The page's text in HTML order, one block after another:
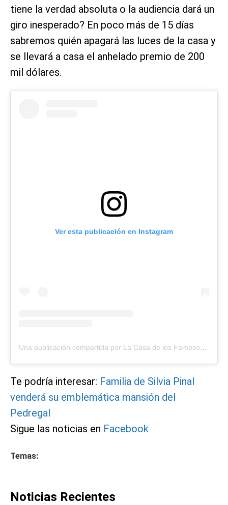
tiene la verdad absoluta o la audiencia dará un
giro inesperado? En poco más de 15 días
sabremos quién apagará las luces de la casa y
se llevará a casa el anhelado premio de 200
mil dólares.
Ver esta publicación en Instagram
Una publicación compartida por La Casa de los Famosos (@lacasadelosfamosostlmd)
Te podría interesar: Familia de Silvia Pinal
venderá su emblemática mansión del
Pedregal
Sigue las noticias en Facebook
Temas:
Noticias Recientes